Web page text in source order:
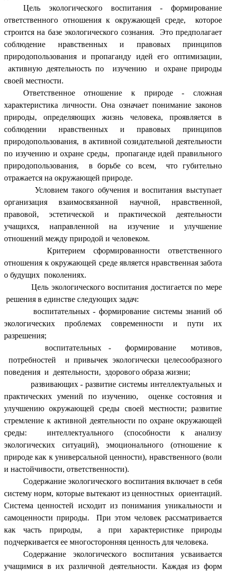
Цель экологического воспитания - формирование
ответственного отношения к окружающей среде, которое
строится на базе экологического сознания. Это предполагает
соблюдение нравственных и правовых принципов
природопользования и пропаганду идей его оптимизации,
активную деятельность по изучению и охране природы
своей местности.
Ответственное отношение к природе - сложная
характеристика личности. Она означает понимание законов
природы, определяющих жизнь человека, проявляется в
соблюдении нравственных и правовых принципов
природопользования, в активной созидательной деятельности
по изучению и охране среды, пропаганде идей правильного
природопользования, в борьбе со всем, что губительно
отражается на окружающей природе.
Условием такого обучения и воспитания выступает
организация взаимосвязанной научной, нравственной,
правовой, эстетической и практической деятельности
учащихся, направленной на изучение и улучшение
отношений между природой и человеком.
Критерием сформированности ответственного
отношения к окружающей среде является нравственная забота
о будущих поколениях.
Цель экологического воспитания достигается по мере
решения в единстве следующих задач:
воспитательных - формирование системы знаний об
экологических проблемах современности и пути их
разрешения;
воспитательных - формирование мотивов,
потребностей и привычек экологически целесообразного
поведения и деятельности, здорового образа жизни;
развивающих - развитие системы интеллектуальных и
практических умений по изучению, оценке состояния и
улучшению окружающей среды своей местности; развитие
стремление к активной деятельности по охране окружающей
среды: интеллектуального (способности к анализу
экологических ситуаций), эмоционального (отношение к
природе как к универсальной ценности), нравственного (воли
и настойчивости, ответственности).
Содержание экологического воспитания включает в себя
систему норм, которые вытекают из ценностных ориентаций.
Система ценностей исходит из понимания уникальности и
самоценности природы. При этом человек рассматривается
как часть природы, а при характеристике природы
подчеркивается ее многосторонняя ценность для человека.
Содержание экологического воспитания усваивается
учащимися в их различной деятельности. Каждая из форм